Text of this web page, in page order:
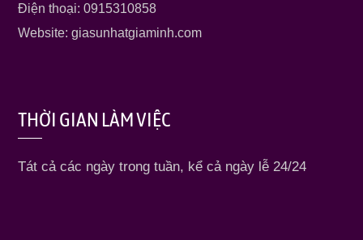
Điện thoại: 0915310858
Website: giasunhatgiaminh.com
THỜI GIAN LÀM VIỆC
Tát cả các ngày trong tuần, kể cả ngày lễ 24/24